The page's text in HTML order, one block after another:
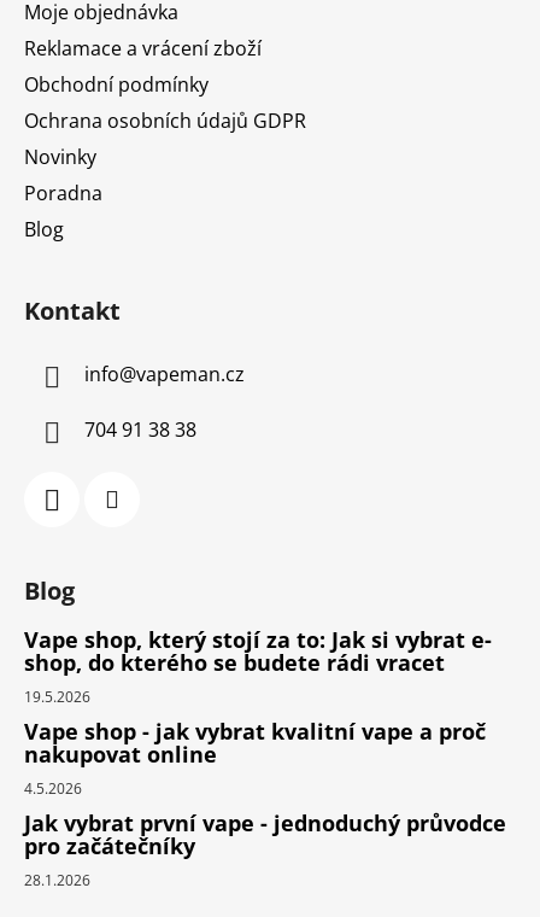
Moje objednávka
Reklamace a vrácení zboží
Obchodní podmínky
Ochrana osobních údajů GDPR
Novinky
Poradna
Blog
Kontakt
info@vapeman.cz
704 91 38 38
Blog
Vape shop, který stojí za to: Jak si vybrat e-
shop, do kterého se budete rádi vracet
19.5.2026
Vape shop - jak vybrat kvalitní vape a proč
nakupovat online
4.5.2026
Jak vybrat první vape - jednoduchý průvodce
pro začátečníky
28.1.2026